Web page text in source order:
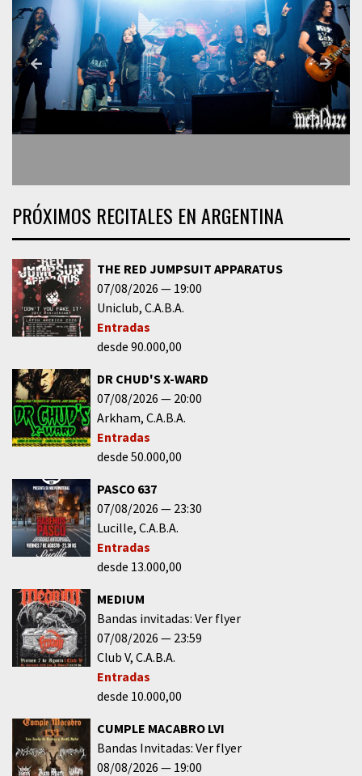
PRÓXIMOS RECITALES EN ARGENTINA
THE RED JUMPSUIT APPARATUS
07/08/2026
19:00
Uniclub C.A.B.A.
Entradas
desde 90.000,00
DR CHUD'S X-WARD
07/08/2026
20:00
Arkham C.A.B.A.
Entradas
desde 50.000,00
PASCO 637
07/08/2026
23:30
Lucille C.A.B.A.
Entradas
desde 13.000,00
MEDIUM
Bandas invitadas: Ver flyer
07/08/2026
23:59
Club V C.A.B.A.
Entradas
desde 10.000,00
CUMPLE MACABRO LVI
Bandas Invitadas: Ver flyer
08/08/2026
19:00